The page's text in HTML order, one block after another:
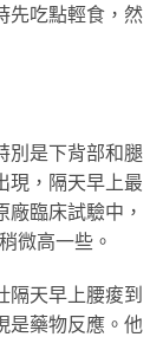
先吃點輕食，然
別是下背部和腿
現，隔天早上最
臨床試驗中，
微高一些。
隔天早上腰痠到
是藥物反應。他